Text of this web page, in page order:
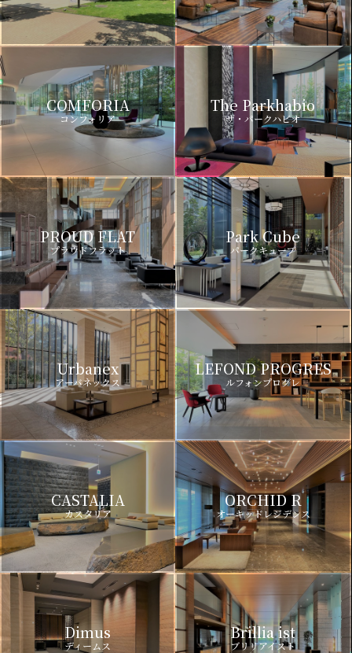
COMFORIA
コンフォリア
The Parkhabio
ザ・パークハビオ
PROUD FLAT
プラウドフラット
Park Cube
パークキューブ
Urbanex
アーバネックス
LEFOND PROGRES
ルフォンプログレ
CASTALIA
カスタリア
ORCHID R
オーキッドレジデンス
Dimus
ディームス
Brillia ist
ブリリアイスト